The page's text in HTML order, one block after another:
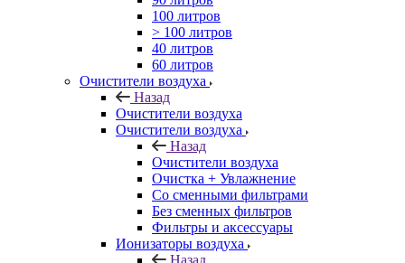
100 литров
> 100 литров
40 литров
60 литров
Очистители воздуха
Назад
Очистители воздуха
Очистители воздуха
Назад
Очистители воздуха
Очистка + Увлажнение
Cо сменными фильтрами
Без сменных фильтров
Фильтры и аксессуары
Ионизаторы воздуха
Назад